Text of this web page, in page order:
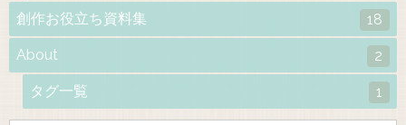
創作お役立ち資料集 18
About 2
タグ一覧 1